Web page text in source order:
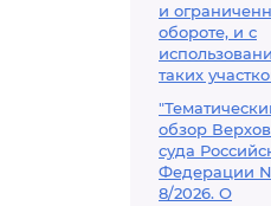
и
обороте, и с
таких
обзор
суда
Федерации N
8/2026. О